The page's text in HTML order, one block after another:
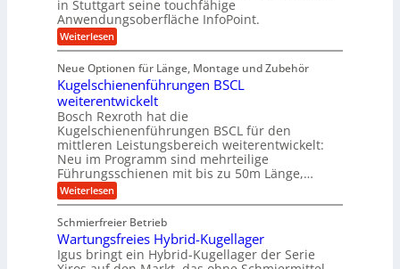
e
f
ü
r
r
a
u
e
U
m
g
e
b
u
n
s
e
i
g
a
n
g
e
r
S
t
e
l
l
e
n
e
b
e
f
r
p
r
ä
z
i
s
e
H
u
b
e
w
e
g
i
o
n
f
r
A
u
t
o
m
o
t
i
v
e
n
d
M
a
in Stuttgart seine touchfähige
Anwendungsoberfläche InfoPoint.
Weiterlesen:
D
g
i
t
a
l
e
r
W
e
r
k
z
e
u
g
k
Neue Optionen für Länge, Montage und Zubehör
Kugelschienenführungen BSCL
weiterentwickelt
Bosch Rexroth hat die
Kugelschienenführungen BSCL für den
mittleren Leistungsbereich weiterentwickelt:
Neu im Programm sind mehrteilige
Führungsschienen mit bis zu 50m Länge,…
Weiterlesen:
K
g
e
l
s
Schmierfreier Betrieb
Wartungsfreies Hybrid-Kugellager
Igus bringt ein Hybrid-Kugellager der Serie